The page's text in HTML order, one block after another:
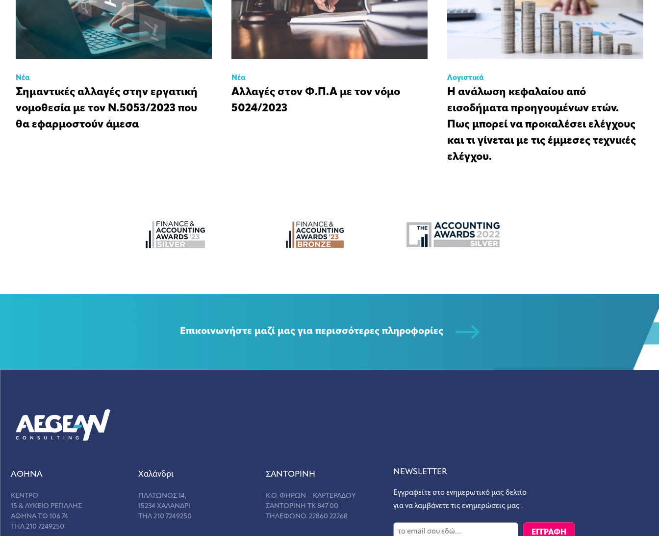
Νέα
Σημαντικές αλλαγές στην εργατική
νομοθεσία με τον Ν.5053/2023 που
θα εφαρμοστούν άμεσα
Νέα
Αλλαγές στον Φ.Π.Α με τον νόμο
5024/2023
Λογιστικά
Η ανάλωση κεφαλαίου από
εισοδήματα προηγουμένων ετών.
Πως μπορεί να προκαλέσει ελέγχους
και τι γίνεται με τις έμμεσες τεχνικές
ελέγχου.
Επικοινωνήστε μαζί μας για περισσότερες πληροφορίες
ΑΘΗΝΑ
ΚΕΝΤΡΟ
15 & ΛΥΚΕΙΟ ΡΕΓΙΛΛΗΣ
ΑΘΗΝΑ Τ.Θ 106 74
ΤΗΛ 210 7249250
Χαλάνδρι
ΠΛΑΤΩΝΟΣ 14,
15234 ΧΑΛΑΝΔΡΙ
ΤΗΛ 210 7249250
ΣANΤΟΡΙΝΗ
Κ.Ο. ΦΗΡΩΝ – ΚΑΡΤΕΡΑΔΟΥ
ΣΑΝΤΟΡΙΝΗ ΤΚ 847 00
ΤΗΛΕΦΩΝΟ. 22860 22268
NEWSLETTER
Εγγραφείτε στο ενημερωτικό μας δελτίο
για να λαμβάνετε τις ενημερώσεις μας .